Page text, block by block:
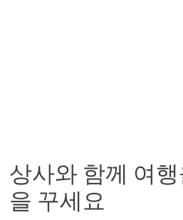
상사와 함께 여
을 꾸세요